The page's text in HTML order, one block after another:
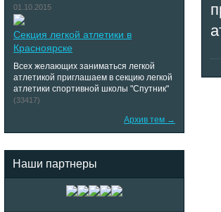
01.10.2015
Секция легкой атлетики в
Красноярске
Всех желающих заниматься легкой
атлетикой приглашаем в секцию легкой
атлетики спортивной школы "Спутник"
(33417)
Архив тем →
Наши партнеры